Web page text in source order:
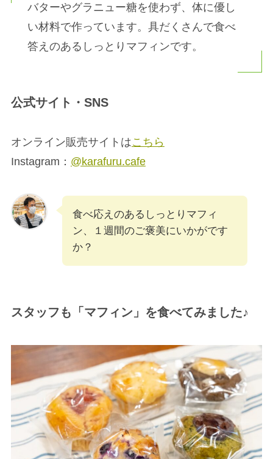
バターやグラニュー糖を使わず、体に優し
い材料で作っています。具だくさんで食べ
答えのあるしっとりマフィンです。
公式サイト・SNS
オンライン販売サイトはこちら
Instagram： @karafuru.cafe
食べ応えのあるしっとりマフィ
ン、１週間のご褒美にいかがです
か？
スタッフも「マフィン」を食べてみました♪